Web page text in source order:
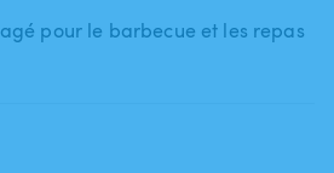
pour le barbecue et les repas